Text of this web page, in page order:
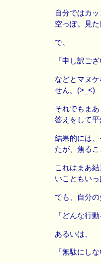
自分ではカ
空っぽ。見
で、
「申し訳ご
などとマヌ
せん。(>_<)
それでもま
答えをして
結果的には
たが、焦るこ
これはまあ
いこともいっ
でも、自分
「どんな行
あるいは、
「無駄にしな